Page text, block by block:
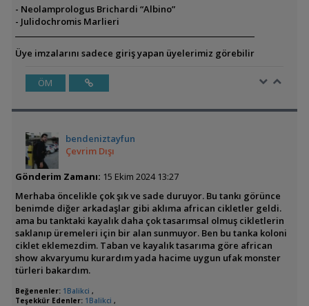
- Neolamprologus Brichardi “Albino”
- Julidochromis Marlieri
Üye imzalarını sadece giriş yapan üyelerimiz görebilir
ÖM
bendeniztayfun
Çevrim Dışı
Gönderim Zamanı: 15 Ekim 2024 13:27
Merhaba öncelikle çok şık ve sade duruyor. Bu tankı görünce
benimde diğer arkadaşlar gibi aklıma african cikletler geldi.
ama bu tanktaki kayalık daha çok tasarımsal olmuş cikletlerin
saklanıp üremeleri için bir alan sunmuyor. Ben bu tanka koloni
ciklet eklemezdim. Taban ve kayalık tasarıma göre african
show akvaryumu kurardım yada hacime uygun ufak monster
türleri bakardım.
Beğenenler: 1Balikci ,
Teşekkür Edenler: 1Balikci ,